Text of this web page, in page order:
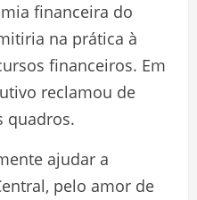
financeira do
na prática à
financeiros. Em
reclamou de
quadros.
ajudar a
pelo amor de